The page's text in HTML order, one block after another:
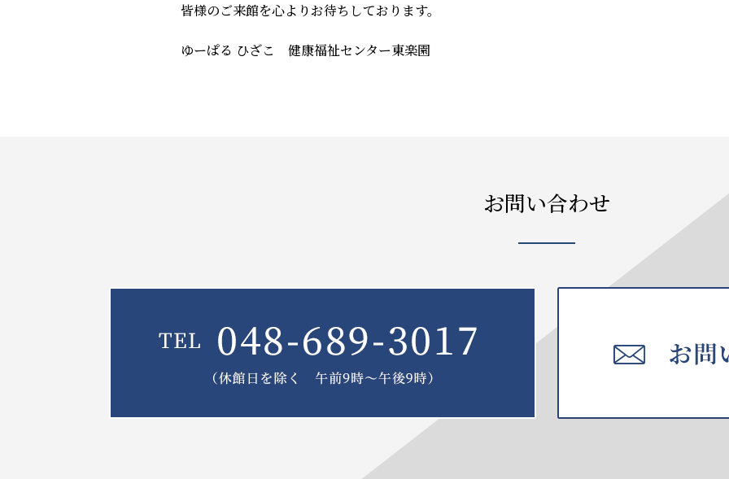
皆様のご来館を心よりお待ちしております。
ゆーぱる ひざこ 健康福祉センター東楽園
お問い合わせ